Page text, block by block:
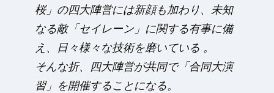
桜」の四大陣営には新顔も加わり、未知
なる敵「セイレーン」に関する有事に備
え、日々様々な技術を磨いている 。
そんな折、四大陣営が共同で「合同大演
習」を開催することになる。